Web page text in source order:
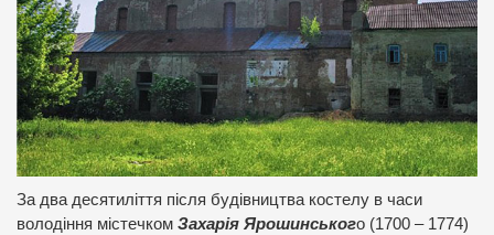
За два десятиліття після будівництва костелу в часи
володіння містечком Захарія Ярошинського (1700 – 1774)